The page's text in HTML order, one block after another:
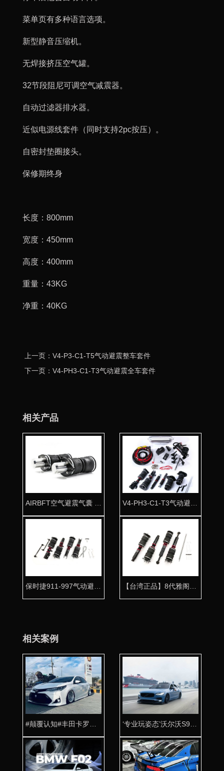
菜单页有多种语言选项。
新型静音压缩机。
无焊接挤压空气罐。
32节段阻尼可调空气减震器。
自动过滤器排水器。
近似电源线套件（同时支持2pc按压）。
自密封垫圈接头。
保修期终身
长度：800mm
宽度：450mm
高度：400mm
重量：43KG
净重：40KG
上一页：V4-P3-C1-T5气动避震整车套件
下一页：V4-PH3-C1-T3气动避震全车套件
相关产品
相关案例